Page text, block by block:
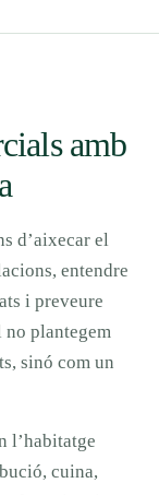
amb
d’aixecar el
entendre
i preveure
plantegem
sinó com un
l’habitatge
cuina,